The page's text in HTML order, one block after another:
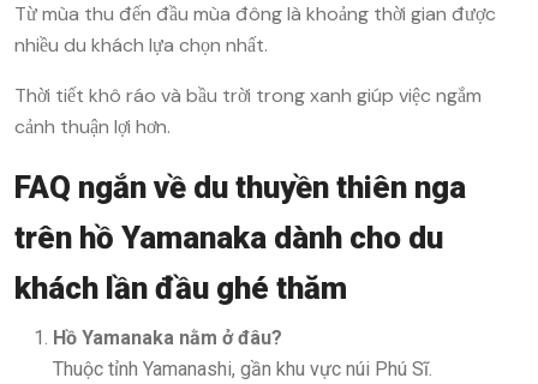
Từ mùa thu đến đầu mùa đông là khoảng thời gian được
nhiều du khách lựa chọn nhất.
Thời tiết khô ráo và bầu trời trong xanh giúp việc ngắm
cảnh thuận lợi hơn.
FAQ ngắn về du thuyền thiên nga
trên hồ Yamanaka dành cho du
khách lần đầu ghé thăm
Hồ Yamanaka nằm ở đâu?
Thuộc tỉnh Yamanashi, gần khu vực núi Phú Sĩ.